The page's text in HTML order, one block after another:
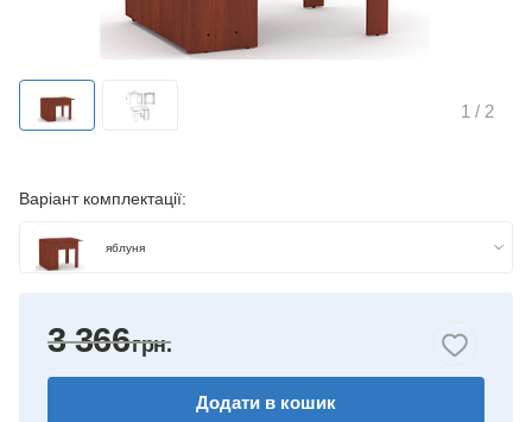
1 / 2
Варіант комплектації:
яблуня
горіх
3 366
Додати в кошик